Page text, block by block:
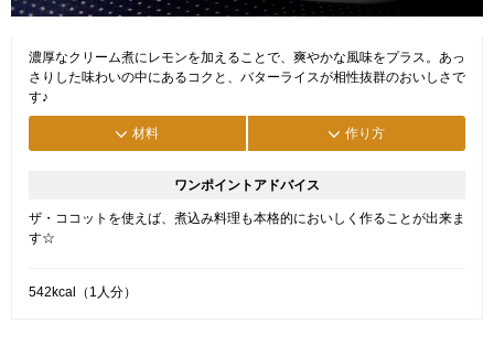
濃厚なクリーム煮にレモンを加えることで、爽やかな風味をプラス。あっ
さりした味わいの中にあるコクと、バターライスが相性抜群のおいしさで
す♪
材料 作り方
ワンポイントアドバイス
ザ・ココットを使えば、煮込み料理も本格的においしく作ることが出来ま
す☆
542kcal（1人分）